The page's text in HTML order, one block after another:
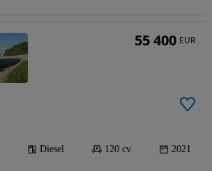
Diesel 120 cv 2021
55 400 EUR